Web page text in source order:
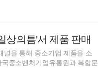
상의틈'서 제품 판매
널을 통해 중소기업 제품을 소
중소벤처기업유통원과 복합문